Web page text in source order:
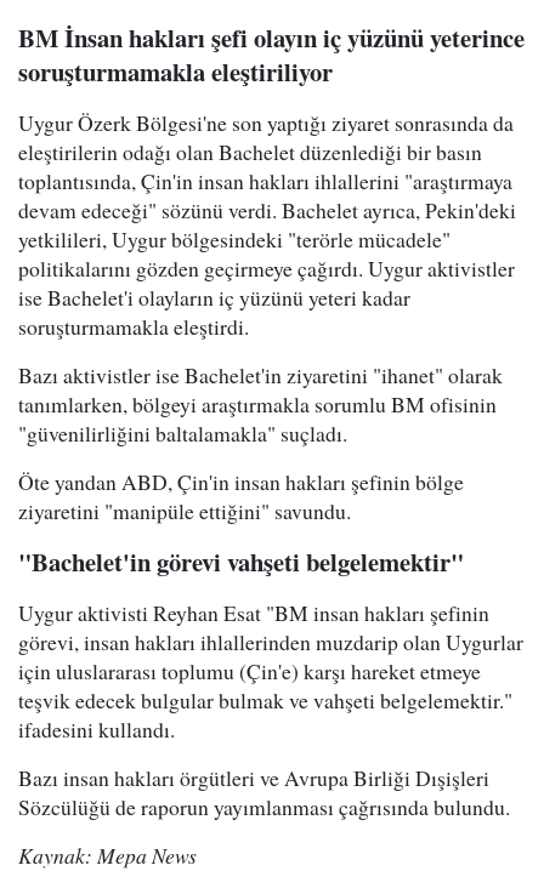
BM İnsan hakları şefi olayın iç yüzünü yeterince
soruşturmamakla eleştiriliyor
Uygur Özerk Bölgesi'ne son yaptığı ziyaret sonrasında da
eleştirilerin odağı olan Bachelet düzenlediği bir basın
toplantısında, Çin'in insan hakları ihlallerini "araştırmaya
devam edeceği" sözünü verdi. Bachelet ayrıca, Pekin'deki
yetkilileri, Uygur bölgesindeki "terörle mücadele"
politikalarını gözden geçirmeye çağırdı. Uygur aktivistler
ise Bachelet'i olayların iç yüzünü yeteri kadar
soruşturmamakla eleştirdi.
Bazı aktivistler ise Bachelet'in ziyaretini "ihanet" olarak
tanımlarken, bölgeyi araştırmakla sorumlu BM ofisinin
"güvenilirliğini baltalamakla" suçladı.
Öte yandan ABD, Çin'in insan hakları şefinin bölge
ziyaretini "manipüle ettiğini" savundu.
"Bachelet'in görevi vahşeti belgelemektir"
Uygur aktivisti Reyhan Esat "BM insan hakları şefinin
görevi, insan hakları ihlallerinden muzdarip olan Uygurlar
için uluslararası toplumu (Çin'e) karşı hareket etmeye
teşvik edecek bulgular bulmak ve vahşeti belgelemektir."
ifadesini kullandı.
Bazı insan hakları örgütleri ve Avrupa Birliği Dışişleri
Sözcülüğü de raporun yayımlanması çağrısında bulundu.
Kaynak: Mepa News